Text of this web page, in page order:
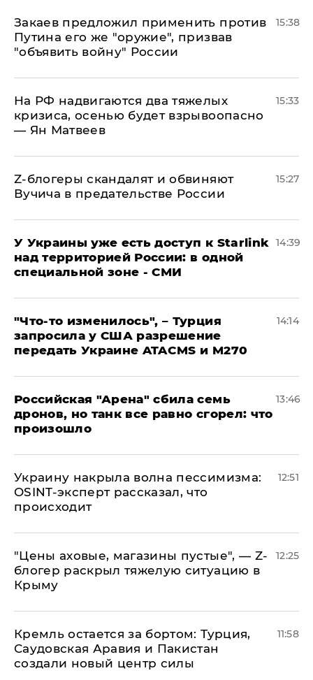
Закаев предложил применить против
Путина его же "оружие", призвав
"объявить войну" России
15:38
На РФ надвигаются два тяжелых
кризиса, осенью будет взрывоопасно
— Ян Матвеев
15:33
Z-блогеры скандалят и обвиняют
Вучича в предательстве России
15:27
У Украины уже есть доступ к Starlink
над территорией России: в одной
специальной зоне - СМИ
14:39
​"Что-то изменилось", – Турция
запросила у США разрешение
передать Украине ATACMS и M270
14:14
​Российская "Арена" сбила семь
дронов, но танк все равно сгорел: что
произошло
13:46
​Украину накрыла волна пессимизма:
OSINT-эксперт рассказал, что
происходит
12:51
​"Цены аховые, магазины пустые", — Z-
блогер раскрыл тяжелую ситуацию в
Крыму
12:25
​Кремль остается за бортом: Турция,
Саудовская Аравия и Пакистан
создали новый центр силы
11:58